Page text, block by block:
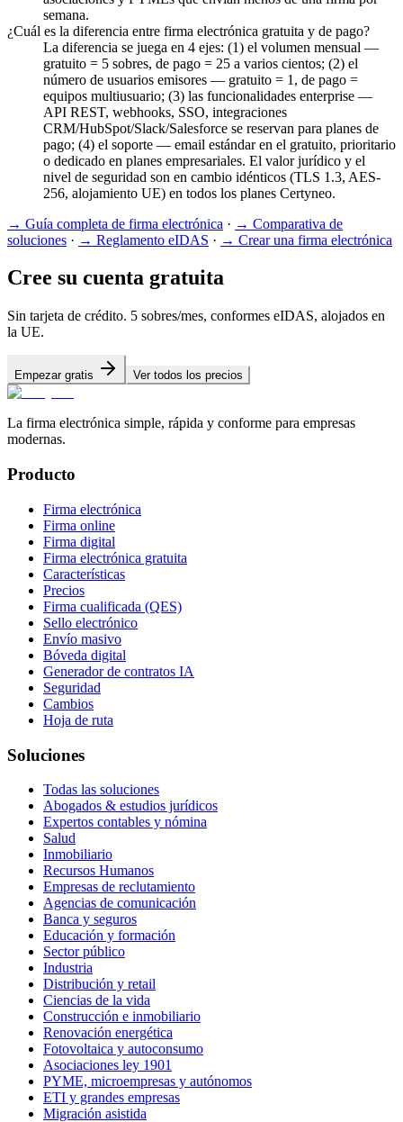
semana.
¿Cuál es la diferencia entre firma electrónica gratuita y de pago?
La diferencia se juega en 4 ejes: (1) el volumen mensual —
gratuito = 5 sobres, de pago = 25 a varios cientos; (2) el
número de usuarios emisores — gratuito = 1, de pago =
equipos multiusuario; (3) las funcionalidades enterprise —
API REST, webhooks, SSO, integraciones
CRM/HubSpot/Slack/Salesforce se reservan para planes de
pago; (4) el soporte — email estándar en el gratuito, prioritario
o dedicado en planes empresariales. El valor jurídico y el
nivel de seguridad son en cambio idénticos (TLS 1.3, AES-
256, alojamiento UE) en todos los planes Certyneo.
→ Guía completa de firma electrónica · → Comparativa de
soluciones · → Reglamento eIDAS · → Crear una firma electrónica
Cree su cuenta gratuita
Sin tarjeta de crédito. 5 sobres/mes, conformes eIDAS, alojados en
la UE.
Empezar gratis Ver todos los precios
La firma electrónica simple, rápida y conforme para empresas
modernas.
Producto
Firma electrónica
Firma online
Firma digital
Firma electrónica gratuita
Características
Precios
Firma cualificada (QES)
Sello electrónico
Envío masivo
Bóveda digital
Generador de contratos IA
Seguridad
Cambios
Hoja de ruta
Soluciones
Todas las soluciones
Abogados & estudios jurídicos
Expertos contables y nómina
Salud
Inmobiliario
Recursos Humanos
Empresas de reclutamiento
Agencias de comunicación
Banca y seguros
Educación y formación
Sector público
Industria
Distribución y retail
Ciencias de la vida
Construcción e inmobiliario
Renovación energética
Fotovoltaica y autoconsumo
Asociaciones ley 1901
PYME, microempresas y autónomos
ETI y grandes empresas
Migración asistida